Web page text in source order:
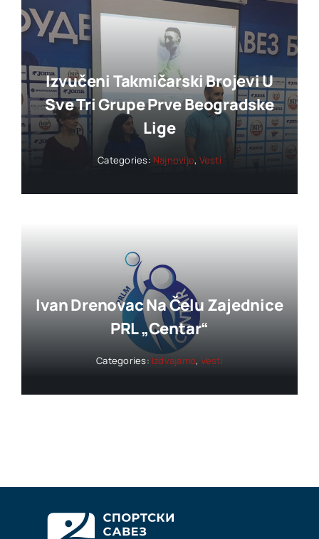
Izvučeni Takmičarski Brojevi U
Sve Tri Grupe Prve Beogradske
Lige
Categories: Najnovije, Vesti
Ivan Drenovac Na Čelu Zajednice
PRL „Centar“
Categories: Izdvajamo, Vesti